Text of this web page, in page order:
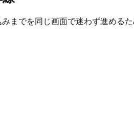
までを同じ画面で迷わず進めるた